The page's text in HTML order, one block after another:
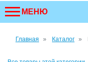
МЕНЮ
Главная Каталог